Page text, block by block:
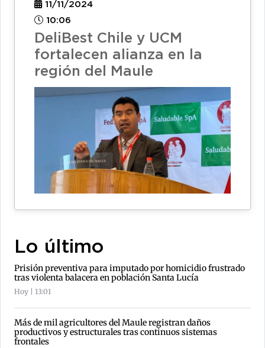
11/11/2024
10:06
DeliBest Chile y UCM
fortalecen alianza en la
región del Maule
Lo último
Prisión preventiva para imputado por homicidio frustrado
tras violenta balacera en población Santa Lucía
Hoy | 13:01
Más de mil agricultores del Maule registran daños
productivos y estructurales tras continuos sistemas
frontales